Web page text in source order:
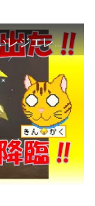
【ポケモン剣盾】ついに出た！色違いレジエレキ‼色違いザシアンに続いて伝説の色違いをオシャボでゲット‼【ゆっくり実況】